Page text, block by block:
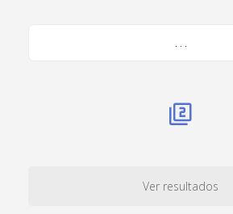
. . .
Ver resultados